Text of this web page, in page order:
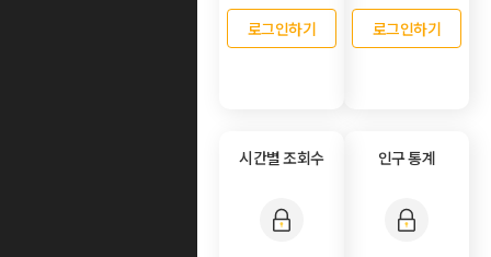
로그인하기 로그인하기
시간별 조회수 인구 통계